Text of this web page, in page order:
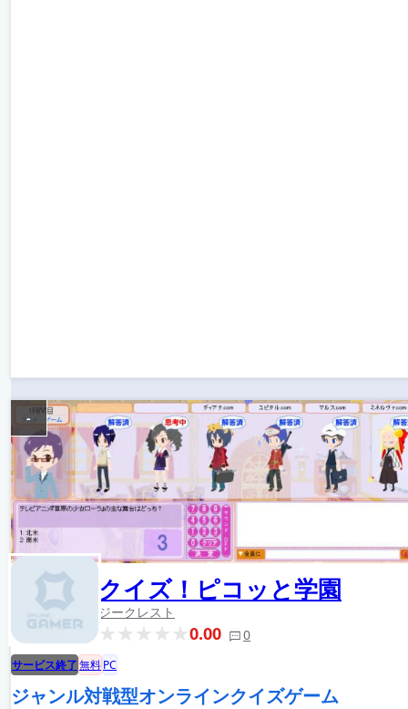
クイズ！ピコッと学園
ジークレスト
0.00 0
-
サービス終了無料PC
ジャンル対戦型オンラインクイズゲーム